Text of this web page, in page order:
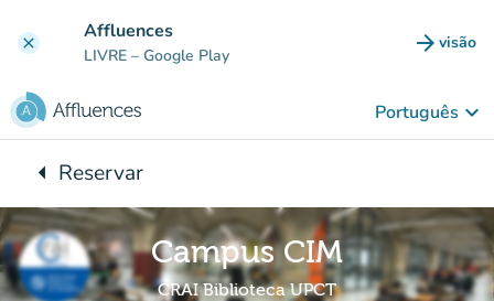
clear Affluences
LIVRE – Google Play arrow_forward visão
(novo
Português keyboard_arrow_down
arrow_leftVoltar para:
Reservar
Campus CIM
CRAI Biblioteca UPCT